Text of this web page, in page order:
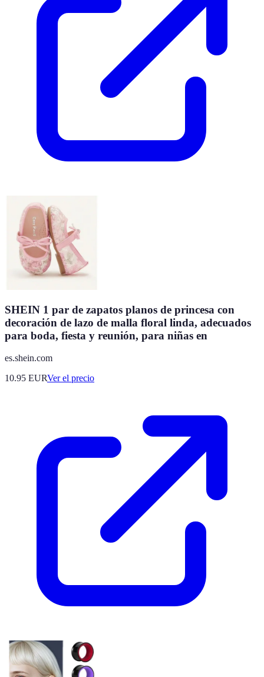
SHEIN 1 par de zapatos planos de princesa con
decoración de lazo de malla floral linda, adecuados
para boda, fiesta y reunión, para niñas en
es.shein.com
10.95 EURVer el precio